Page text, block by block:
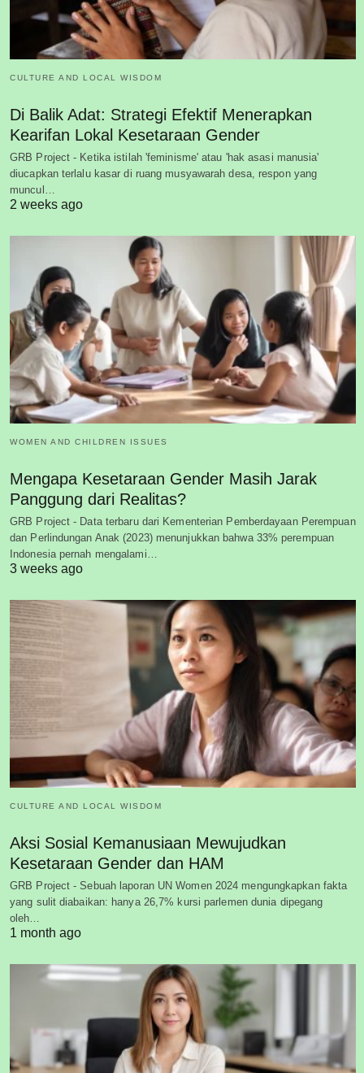
CULTURE AND LOCAL WISDOM
Di Balik Adat: Strategi Efektif Menerapkan
Kearifan Lokal Kesetaraan Gender
GRB Project - Ketika istilah 'feminisme' atau 'hak asasi manusia'
diucapkan terlalu kasar di ruang musyawarah desa, respon yang
muncul…
2 weeks ago
WOMEN AND CHILDREN ISSUES
Mengapa Kesetaraan Gender Masih Jarak
Panggung dari Realitas?
GRB Project - Data terbaru dari Kementerian Pemberdayaan Perempuan
dan Perlindungan Anak (2023) menunjukkan bahwa 33% perempuan
Indonesia pernah mengalami…
3 weeks ago
CULTURE AND LOCAL WISDOM
Aksi Sosial Kemanusiaan Mewujudkan
Kesetaraan Gender dan HAM
GRB Project - Sebuah laporan UN Women 2024 mengungkapkan fakta
yang sulit diabaikan: hanya 26,7% kursi parlemen dunia dipegang
oleh…
1 month ago